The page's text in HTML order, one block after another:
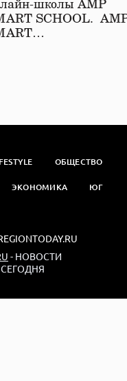
школы АМР
SCHOOL.
ОБЩЕСТВО
ЭКОНОМИКА ЮГ
- НОВОСТИ